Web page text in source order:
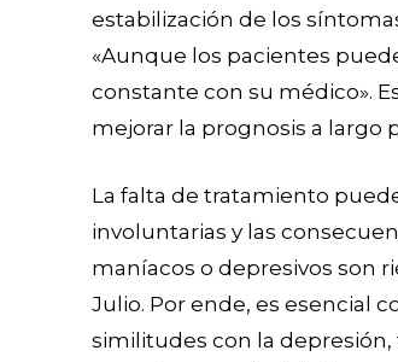
estabilización de los
«Aunque los pacientes
constante con su médico».
mejorar la prognosis a largo
La falta de tratamiento
involuntarias y las
maníacos o depresivos son
Julio. Por ende, es esencial
similitudes con la